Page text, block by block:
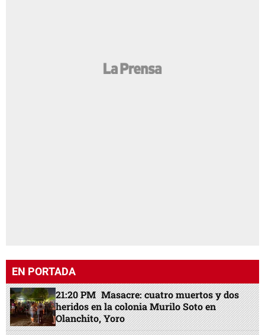
EN PORTADA
21:20 PM Masacre: cuatro muertos y dos
heridos en la colonia Murilo Soto en
Olanchito, Yoro